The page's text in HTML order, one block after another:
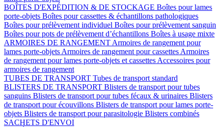
BOÎTES D'EXPÉDITION & DE STOCKAGE Boîtes pour lames
porte-objets Boîtes pour cassettes & échantillons pathologiques
Boîtes pour prélèvement individuel Boîtes pour prélèvement sanguin
Boîtes pour pots de prélèvement d’échantillons Boîtes à usage mixte
ARMOIRES DE RANGEMENT Armoires de rangement pour
lames porte-objets Armoires de rangement pour cassettes Armoires
de rangement pour lames porte-objets et cassettes Accessoires pour
armoires de rangement
TUBES DE TRANSPORT Tubes de transport standard
BLISTERS DE TRANSPORT Blisters de transport pour tubes
sanguins Blisters de transport pour tubes fécaux & urinaires Blisters
de transport pour écouvillons Blisters de transport pour lames porte-
objets Blisters de transport pour parasitologie Blisters combinés
SACHETS D'ENVOI